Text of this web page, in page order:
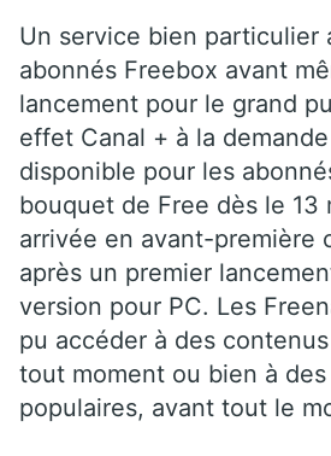
Un service bien particulier
abonnés Freebox avant
lancement pour le grand
effet Canal + à la
disponible pour les
bouquet de Free dès le 13
arrivée en avant-première
après un premier
version pour PC. Les
pu accéder à des
tout moment ou bien à
populaires, avant tout le